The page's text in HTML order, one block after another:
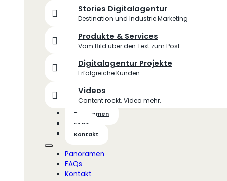
Stories Digitalagentur
Destination und Industrie Marketing
Produkte & Services
Vom Bild über den Text zum Post
Digitalagentur Projekte
Erfolgreiche Kunden
Videos
Content rockt. Video mehr.
Panoramen
FAQs
Kontakt
Panoramen
FAQs
Kontakt